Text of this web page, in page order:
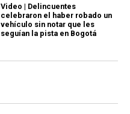
Video | Delincuentes
celebraron el haber robado un
vehículo sin notar que les
seguían la pista en Bogotá